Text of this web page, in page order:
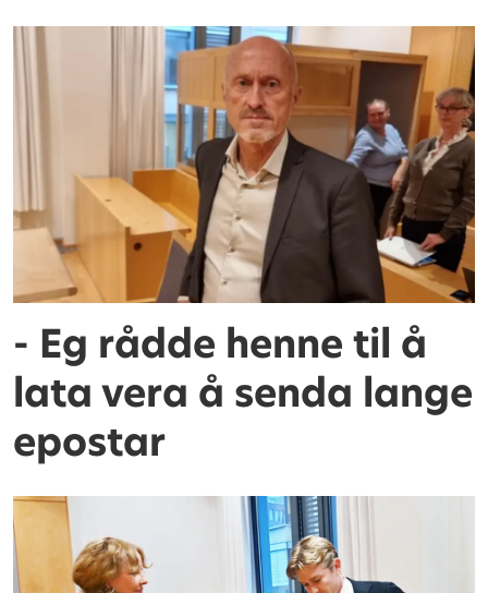
- Eg rådde henne til å
lata vera å senda lange
epostar